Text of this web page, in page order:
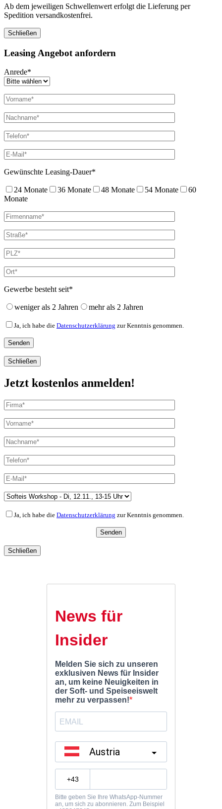
Ab dem jeweiligen Schwellenwert erfolgt die Lieferung per
Spedition versandkostenfrei.
Schließen
Leasing Angebot anfordern
Anrede*
Gewünschte Leasing-Dauer*
24 Monate 36 Monate 48 Monate 54 Monate
60
Monate
Gewerbe besteht seit*
weniger als 2 Jahren mehr als 2 Jahren
Ja, ich habe die Datenschutzerklärung zur Kenntnis genommen.
Schließen
Jetzt kostenlos anmelden!
Ja, ich habe die Datenschutzerklärung zur Kenntnis genommen.
Schließen